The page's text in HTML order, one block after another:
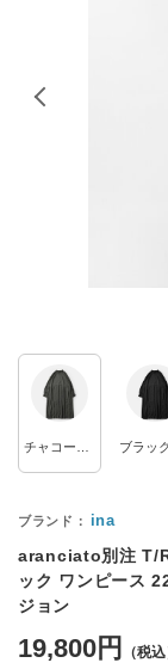
ina
aranciato別注 T/
ック ワンピース
ジョン
19,800円